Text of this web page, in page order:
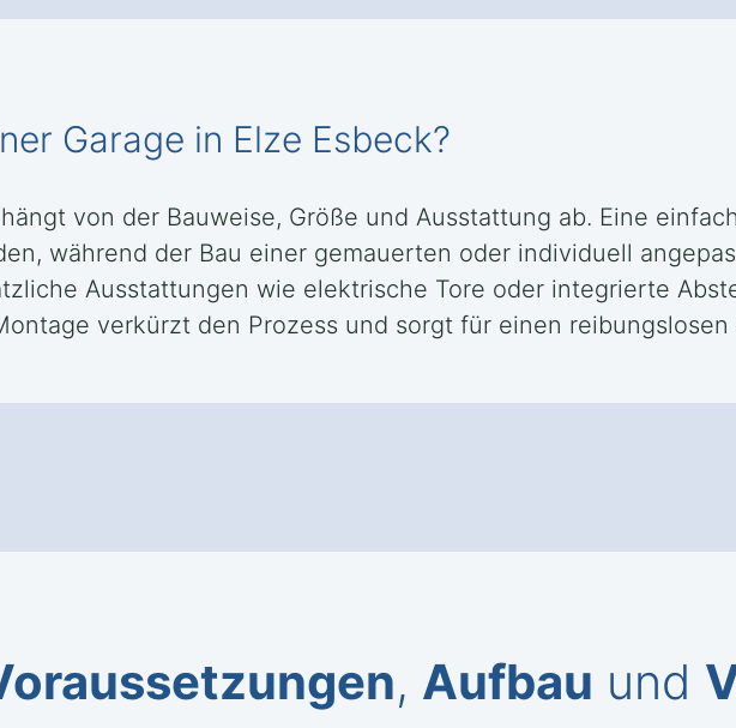
Garage in Elze Esbeck?
von der Bauweise, Größe und Ausstattung ab. Eine
während der Bau einer gemauerten oder individuell
Ausstattungen wie elektrische Tore oder integrierte
verkürzt den Prozess und sorgt für einen reibungslosen
, Aufbau und